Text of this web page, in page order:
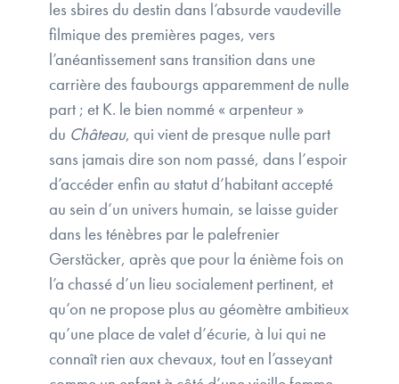
les sbires du destin dans l’absurde vaudeville
filmique des premières pages, vers
l’anéantissement sans transition dans une
carrière des faubourgs apparemment de nulle
part ; et K. le bien nommé « arpenteur »
du Château, qui vient de presque nulle part
sans jamais dire son nom passé, dans l’espoir
d’accéder enfin au statut d’habitant accepté
au sein d’un univers humain, se laisse guider
dans les ténèbres par le palefrenier
Gerstäcker, après que pour la énième fois on
l’a chassé d’un lieu socialement pertinent, et
qu’on ne propose plus au géomètre ambitieux
qu’une place de valet d’écurie, à lui qui ne
connaît rien aux chevaux, tout en l’asseyant